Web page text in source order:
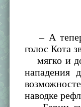
– А
голос Кота
мягко и
нападения
наводке